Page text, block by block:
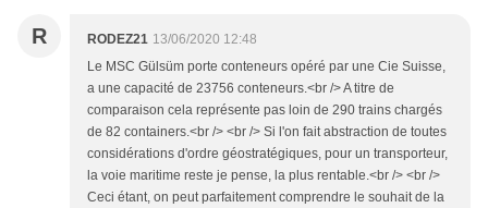
R RODEZ21 13/06/2020 12:48
Le MSC Gülsüm porte conteneurs opéré par une Cie Suisse,
a une capacité de 23756 conteneurs.<br /> A titre de
comparaison cela représente pas loin de 290 trains chargés
de 82 containers.<br /> <br /> Si l'on fait abstraction de toutes
considérations d'ordre géostratégiques, pour un transporteur,
la voie maritime reste je pense, la plus rentable.<br /> <br />
Ceci étant, on peut parfaitement comprendre le souhait de la